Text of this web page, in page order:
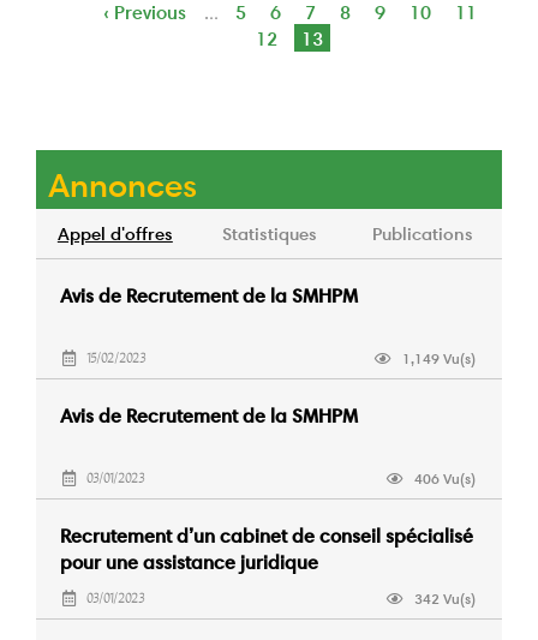
Pagination
Page
‹ Previous … Page
5 Page
6 Page
7 Page
8 Page
9 Page
10 Page
11
12
Page
13
Annonces
Appel d'offres Statistiques Publications
Avis de Recrutement de la SMHPM
15/02/2023 1,149 Vu(s)
Avis de Recrutement de la SMHPM
03/01/2023 406 Vu(s)
Recrutement d’un cabinet de conseil spécialisé
pour une assistance juridique
03/01/2023 342 Vu(s)